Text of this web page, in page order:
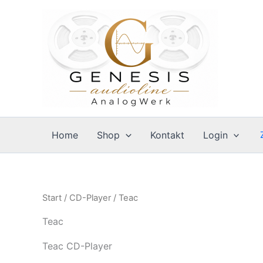
Home Shop Kontakt Login
Start / CD-Player / Teac
Teac
Teac CD-Player